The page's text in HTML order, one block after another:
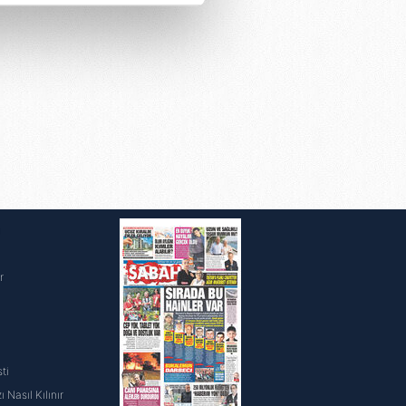
kullanılmaktadır. Bu
sunulması
ve sizlere yönelik
Nasıl Kılınır